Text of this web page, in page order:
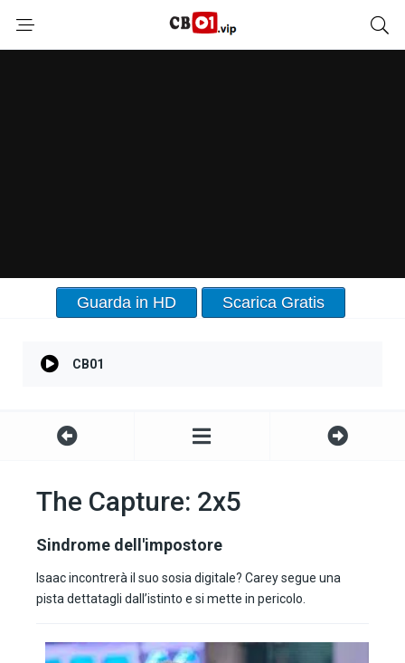
Guarda in HD Scarica Gratis
CB01
The Capture: 2x5
Sindrome dell'impostore
Isaac incontrerà il suo sosia digitale? Carey segue una
pista dettatagli dall’istinto e si mette in pericolo.